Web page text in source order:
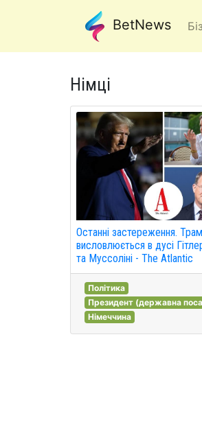
BetNews
Німці
Останні застереження.
висловлюється в дусі
та Муссоліні - The Atlantic
Політика
Президент (державна
Німеччина